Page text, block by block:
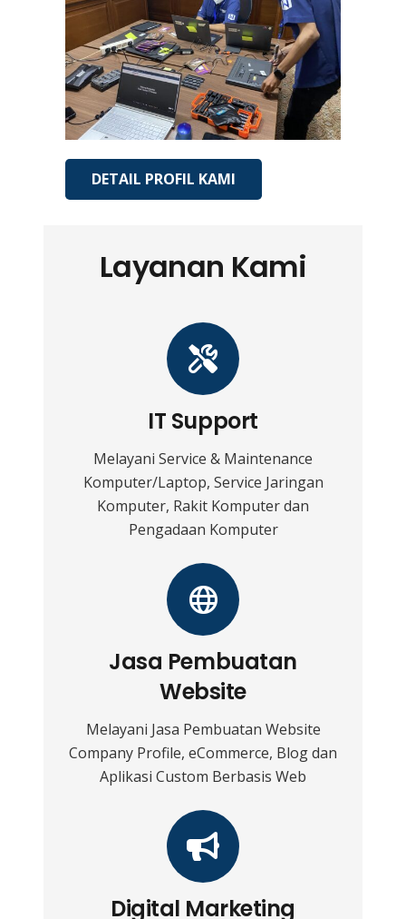
DETAIL PROFIL KAMI
Layanan Kami
IT Support
Melayani Service & Maintenance
Komputer/Laptop, Service Jaringan
Komputer, Rakit Komputer dan
Pengadaan Komputer
Jasa Pembuatan
Website
Melayani Jasa Pembuatan Website
Company Profile, eCommerce, Blog dan
Aplikasi Custom Berbasis Web
Digital Marketing